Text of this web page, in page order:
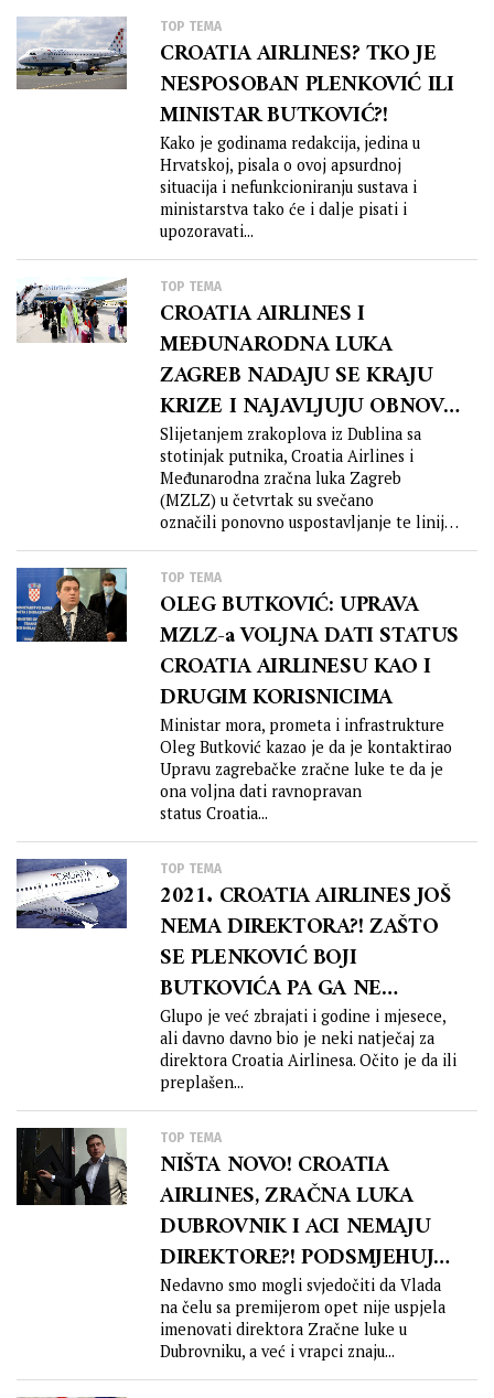
egzistencija je u pitanju!”
TOP TEMA
CROATIA AIRLINES? TKO JE
NESPOSOBAN PLENKOVIĆ ILI
MINISTAR BUTKOVIĆ?!
Kako je godinama redakcija, jedina u
Hrvatskoj, pisala o ovoj apsurdnoj
situacija i nefunkcioniranju sustava i
ministarstva tako će i dalje pisati i
upozoravati...
TOP TEMA
CROATIA AIRLINES I
MEĐUNARODNA LUKA
ZAGREB NADAJU SE KRAJU
KRIZE I NAJAVLJUJU OBNOVU
NIZA LINIJA
Slijetanjem zrakoplova iz Dublina sa
stotinjak putnika, Croatia Airlines i
Međunarodna zračna luka Zagreb
(MZLZ) u četvrtak su svečano
označili ponovno uspostavljanje te linije
TOP TEMA
OLEG BUTKOVIĆ: UPRAVA
MZLZ-a VOLJNA DATI STATUS
CROATIA AIRLINESU KAO I
DRUGIM KORISNICIMA
Ministar mora, prometa i infrastrukture
Oleg Butković kazao je da je kontaktirao
Upravu zagrebačke zračne luke te da je
ona voljna dati ravnopravan
status Croatia...
TOP TEMA
2021. CROATIA AIRLINES JOŠ
NEMA DIREKTORA?! ZAŠTO
SE PLENKOVIĆ BOJI
BUTKOVIĆA PA GA NE
SMJENI?!
Glupo je već zbrajati i godine i mjesece,
ali davno davno bio je neki natječaj za
direktora Croatia Airlinesa. Očito je da ili
preplašen...
TOP TEMA
NIŠTA NOVO! CROATIA
AIRLINES, ZRAČNA LUKA
DUBROVNIK I ACI NEMAJU
DIREKTORE?! PODSMJEHUJU
LI SE PLENKOVIĆU ZBOG
BUTKOVIĆA U BRUXELLESU?!
Nedavno smo mogli svjedočiti da Vlada
na čelu sa premijerom opet nije uspjela
imenovati direktora Zračne luke u
Dubrovniku, a već i vrapci znaju...